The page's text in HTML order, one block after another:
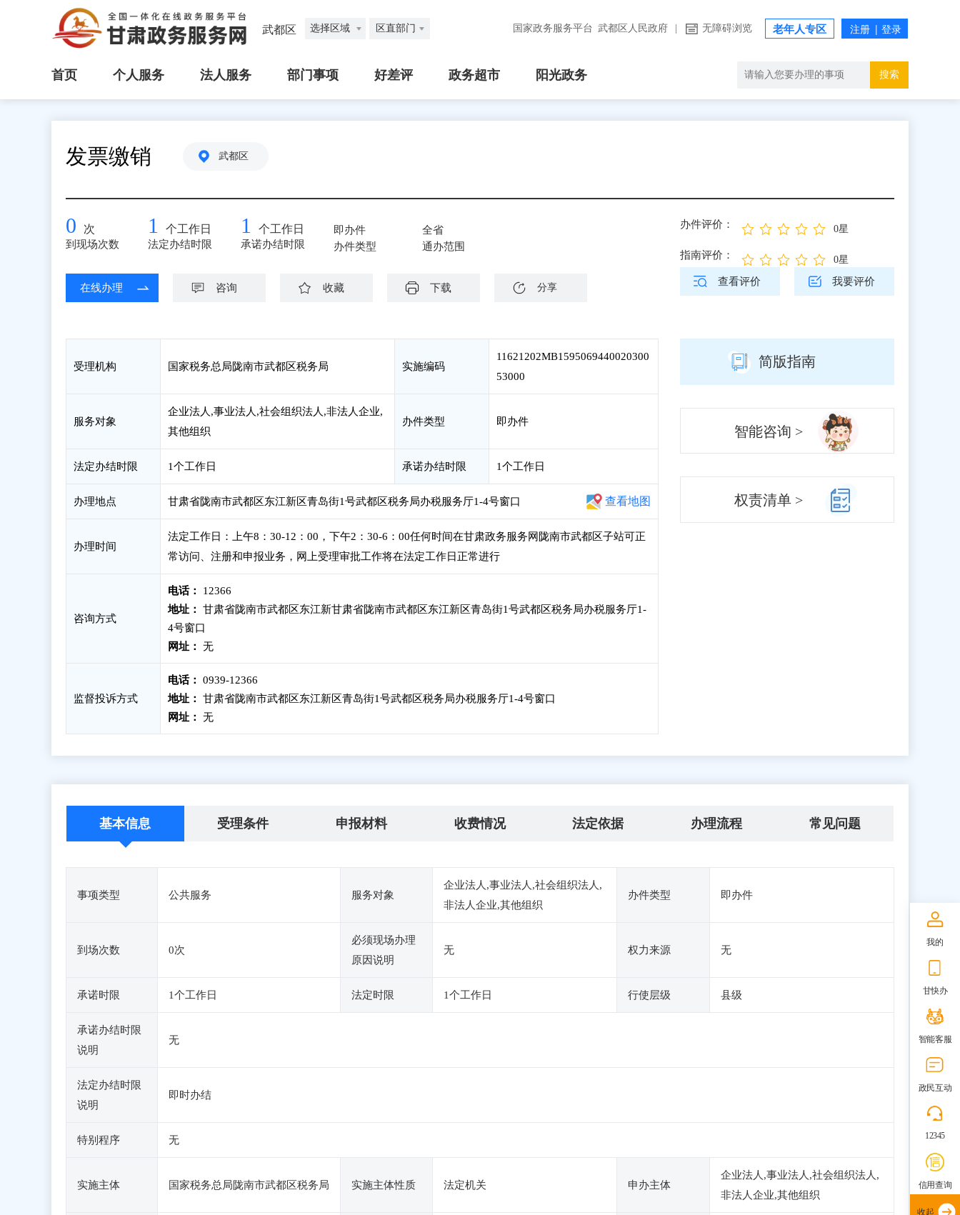
武都区 选择区域 区直部门 国家政务服务平台 武都区人民政府 无障碍浏览 老年人专区
首页 个人服务 法人服务 部门事项 好差评 政务超市 阳光政务 搜索
发票缴销 武都区
0 次
到现场次数
1 个工作日
法定办结时限
1 个工作日
承诺办结时限
即办件
办件类型
全省
通办范围
在线办理 咨询 收藏 下载 分享
办件评价： 0星
指南评价： 0星
查看评价 我要评价
受理机构 国家税务总局陇南市武都区税务局 实施编码
11621202MB1595069440020300
53000
服务对象
企业法人,事业法人,社会组织法人,非法人企业,
其他组织
办件类型 即办件
法定办结时限 1个工作日 承诺办结时限 1个工作日
办理地点 甘肃省陇南市武都区东江新区青岛街1号武都区税务局办税服务厅1-4号窗口 查看地图
办理时间
法定工作日：上午8：30-12：00，下午2：30-6：00任何时间在甘肃政务服务网陇南市武都区子站可正
常访问、注册和申报业务，网上受理审批工作将在法定工作日正常进行
咨询方式
电话：
12366
地址：
甘肃省陇南市武都区东江新甘肃省陇南市武都区东江新区青岛街1号武都区税务局办税服务厅1-
4号窗口
网址：
无
监督投诉方式
电话：
0939-12366
地址：
甘肃省陇南市武都区东江新区青岛街1号武都区税务局办税服务厅1-4号窗口
网址：
无
简版指南
智能咨询 >
权责清单 >
基本信息 受理条件 申报材料 收费情况 法定依据 办理流程 常见问题
事项类型 公共服务 服务对象
企业法人,事业法人,社会组织法人,
非法人企业,其他组织
办件类型 即办件
到场次数 0次
必须现场办理
原因说明
无 权力来源 无
承诺时限 1个工作日 法定时限 1个工作日 行使层级 县级
承诺办结时限
说明
无
法定办结时限
说明
即时办结
特别程序 无
实施主体 国家税务总局陇南市武都区税务局 实施主体性质 法定机关 申办主体
企业法人,事业法人,社会组织法人,
非法人企业,其他组织
我的
甘快办
智能客服
政民互动
12345
信用查询
收起